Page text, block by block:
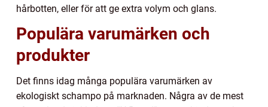
hårbotten, eller för att ge extra volym och glans.
Populära varumärken och
produkter
Det finns idag många populära varumärken av
ekologiskt schampo på marknaden. Några av de mest